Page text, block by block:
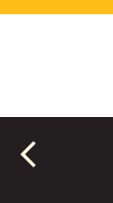
arrow_back_ios